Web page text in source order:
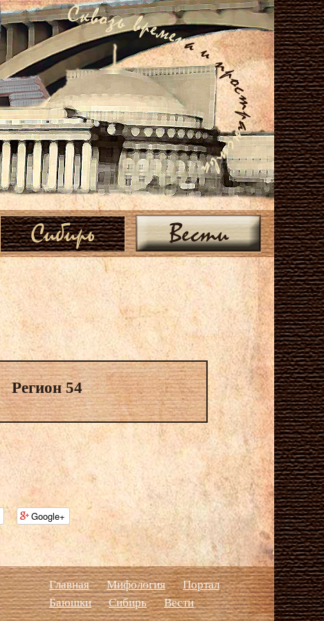
Сибирь Вести
Регион 54
Google+
Главная Мифология
Портал
Баюшки
Сибирь Вести